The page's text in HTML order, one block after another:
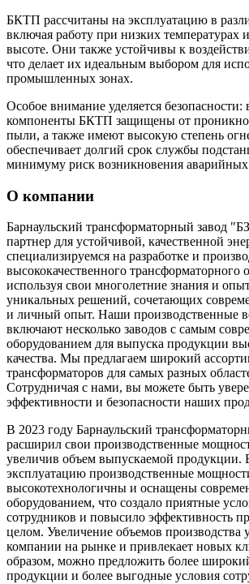
БКТП рассчитаны на эксплуатацию в
включая работу при низких температурах
высоте. Они также устойчивы к
что делает их идеальным выбором для
промышленных зонах.
Особое внимание уделяется безопасности:
компоненты БКТП защищены от
пыли, а также имеют высокую степень
обеспечивает долгий срок службы
минимуму риск возникновения
О компании
Барнаульский трансформаторный завод
партнер для устойчивой, качественной
специализируемся на разработке и
высококачественного трансформаторного
используя свои многолетние знания и
уникальных решений, сочетающих
и личный опыт. Наши производственные
включают несколько заводов с самым
оборудованием для выпуска продукции
качества. Мы предлагаем широкий
трансформаторов для самых разных
Сотрудничая с нами, вы можете быть
эффективности и безопасности наших
В 2023 году Барнаульский
расширил свои производственные
увеличив объем выпускаемой продукции.
эксплуатацию производственные
высокотехнологичны и оснащены
оборудованием, что создало приятные
сотрудников и повысило эффективность
целом. Увеличение объемов производства
компании на рынке и привлекает новых
образом, можно предложить более
продукции и более выгодные условия